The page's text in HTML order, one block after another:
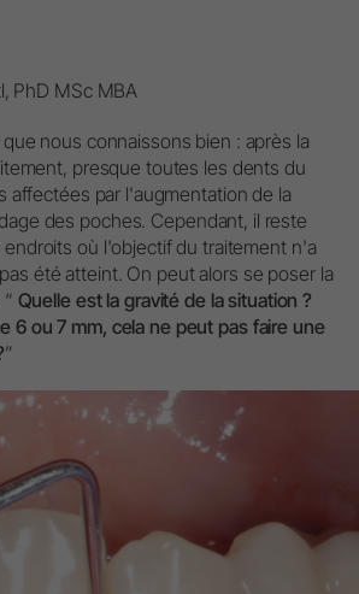
PhD MSc MBA
nous connaissons bien : après la
presque toutes les dents du
affectées par l'augmentation de la
des poches. Cependant, il reste
où l'objectif du traitement n'a
été atteint. On peut alors se poser la
Quelle est la gravité de la situation ?
6 ou 7 mm, cela ne peut pas faire une
”